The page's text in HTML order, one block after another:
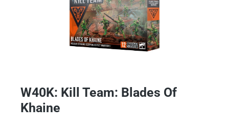
W40K: Kill Team: Blades Of
Khaine